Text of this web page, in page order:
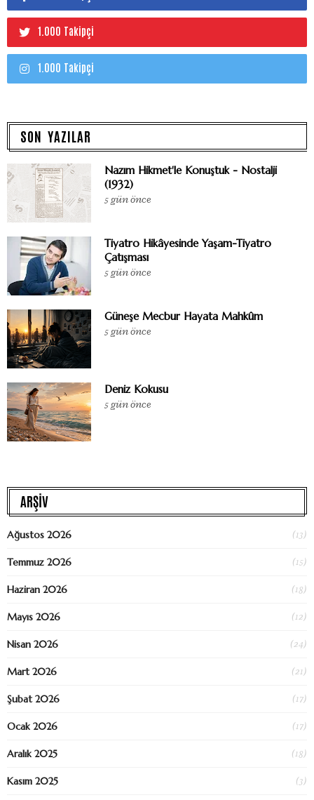
1.000 Takipçi
1.000 Takipçi
SON YAZILAR
Nazım Hikmet'le Konuştuk - Nostalji
(1932)
5 gün önce
Tiyatro Hikâyesinde Yaşam-Tiyatro
Çatışması
5 gün önce
Güneşe Mecbur Hayata Mahkûm
5 gün önce
Deniz Kokusu
5 gün önce
ARŞİV
Ağustos 2026 (13)
Temmuz 2026 (15)
Haziran 2026 (18)
Mayıs 2026 (12)
Nisan 2026 (24)
Mart 2026 (21)
Şubat 2026 (17)
Ocak 2026 (17)
Aralık 2025 (18)
Kasım 2025 (3)